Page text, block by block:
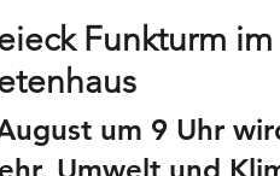
Funkturm im
um 9 Uhr